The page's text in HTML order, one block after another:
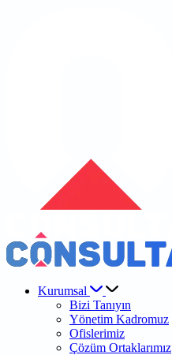
Kurumsal
Bizi Tanıyın
Yönetim Kadromuz
Ofislerimiz
Çözüm Ortaklarımız